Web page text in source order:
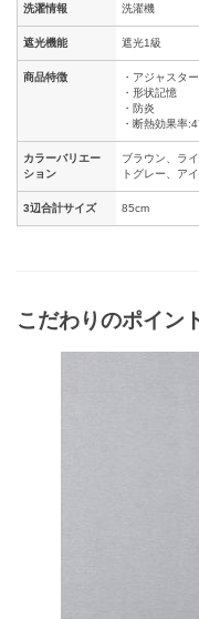
洗濯情報 洗濯機
遮光機能 遮光1級
商品特徴
・アジャスタ
・形状記憶
・防炎
・断熱効果率
カラーバリエー
ション
ブラウン、ラ
トグレー、ア
3辺合計サイズ 85cm
こだわりのポイン